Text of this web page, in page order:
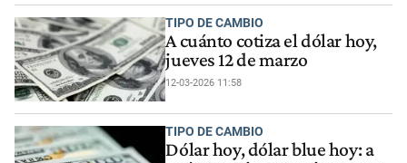
TIPO DE CAMBIO
A cuánto cotiza el dólar hoy,
jueves 12 de marzo
12-03-2026 11:58
TIPO DE CAMBIO
Dólar hoy, dólar blue hoy: a